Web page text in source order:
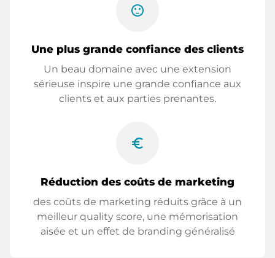
sentiment_satisfied
Une plus grande confiance des clients
Un beau domaine avec une extension
sérieuse inspire une grande confiance aux
clients et aux parties prenantes.
euro_symbol
Réduction des coûts de marketing
des coûts de marketing réduits grâce à un
meilleur quality score, une mémorisation
aisée et un effet de branding généralisé